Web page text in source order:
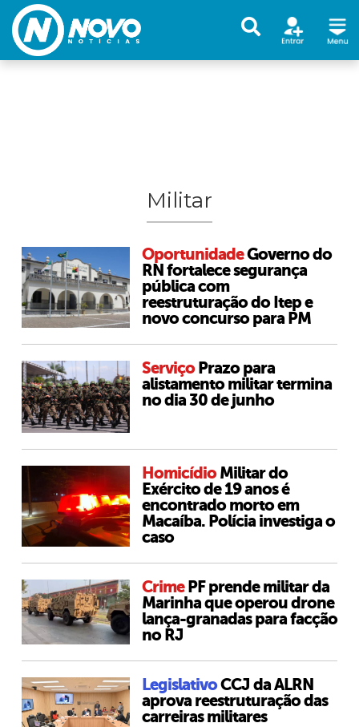
Militar
OportunidadeGoverno do
RN fortalece segurança
pública com
reestruturação do Itep e
novo concurso para PM
Serviço Prazo para
alistamento militar termina
no dia 30 de junho
HomicídioMilitar do
Exército de 19 anos é
encontrado morto em
Macaíba. Polícia investiga o
caso
Crime PF prende militar da
Marinha que operou drone
lança-granadas para facção
no RJ
LegislativoCCJ da ALRN
aprova reestruturação das
carreiras militares